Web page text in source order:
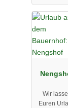
Wir
Euren